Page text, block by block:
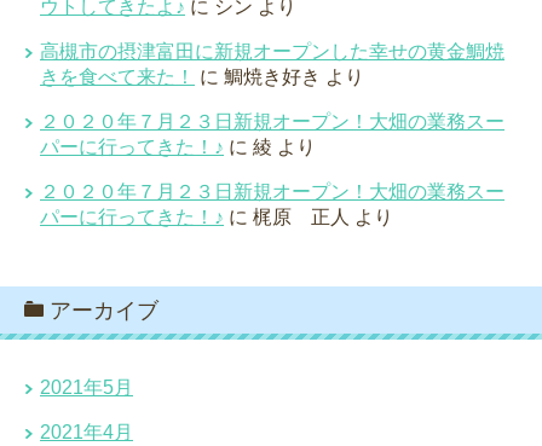
ウトしてきたよ♪ に シン より
高槻市の摂津富田に新規オープンした幸せの黄金鯛焼
きを食べて来た！
に 鯛焼き好き より
２０２０年７月２３日新規オープン！大畑の業務スー
パーに行ってきた！♪ に 綾 より
２０２０年７月２３日新規オープン！大畑の業務スー
パーに行ってきた！♪ に 梶原 正人 より
アーカイブ
2021年5月
2021年4月